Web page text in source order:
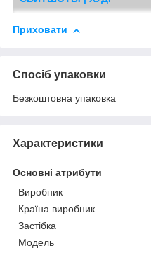
Приховати
Спосіб упаковки
Безкоштовна упаковка
Характеристики
Основні атрибути
Виробник
Країна виробник
Застібка
Модель